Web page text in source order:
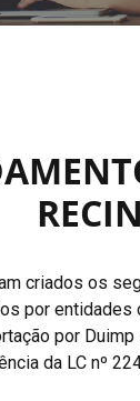
criados os
por entidades
por
da LC nº